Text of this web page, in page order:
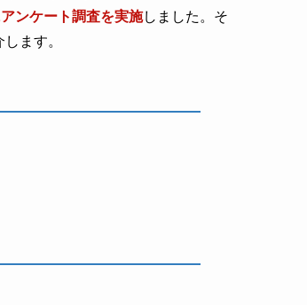
ンケート調査を実施しました。そ
ます。